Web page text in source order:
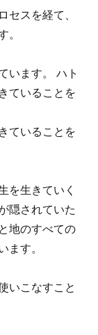
セスを経て、
。
います。 ハト
ていることを
ていることを
を生きていく
隠されていた
地のすべての
ます。
いこなすこと